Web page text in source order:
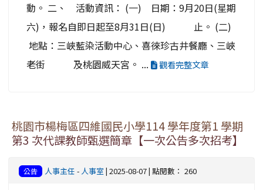
動。 二、 活動資訊： (一) 日期：9月20日(星期
六)，報名自即日起至8月31日(日) 止。 (二)
地點：三峽藍染活動中心、喜徠珍古井餐廳、三峽
老街 及桃園威天宮。 ...
觀看完整文章
桃園市楊梅區四維國民小學114 學年度第1 學期
第3 次代課教師甄選簡章【一次公告多次招考】
公告 人事主任 - 人事室 | 2025-08-07 | 點閱數： 260